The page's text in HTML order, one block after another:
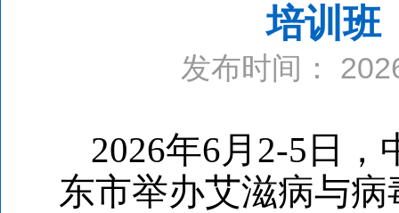
培训班
发布时间：
2026年6月 2-5 日，
东市举办艾滋病与